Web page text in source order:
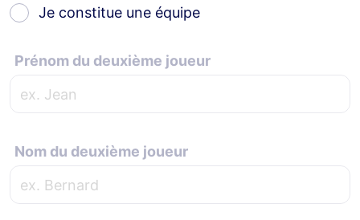
Je constitue une équipe
Prénom du deuxième joueur
Nom du deuxième joueur